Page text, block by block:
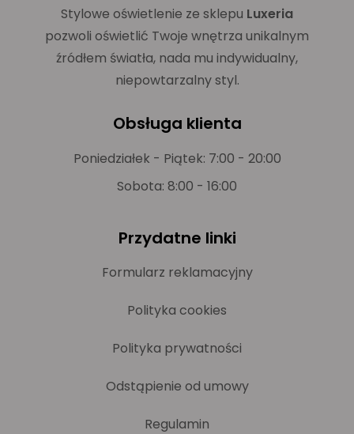
Stylowe oświetlenie ze sklepu Luxeria
pozwoli oświetlić Twoje wnętrza unikalnym
źródłem światła, nada mu indywidualny,
niepowtarzalny styl.
Obsługa klienta
Poniedziałek - Piątek: 7:00 - 20:00
Sobota: 8:00 - 16:00
Przydatne linki
Formularz reklamacyjny
Polityka cookies
Polityka prywatności
Odstąpienie od umowy
Regulamin